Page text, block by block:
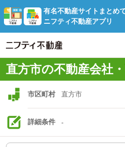
有名不動産サイトまとめ
ニフティ不動産アプリ
直方市の不動産会社
市区町村 直方市
詳細条件 -